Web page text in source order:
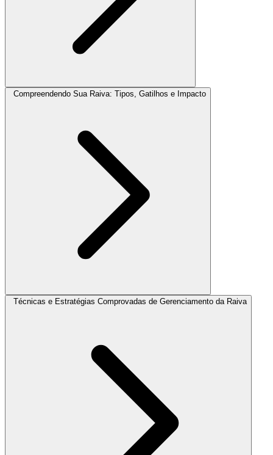
Compreendendo Sua Raiva: Tipos, Gatilhos e Impacto
Técnicas e Estratégias Comprovadas de Gerenciamento da Raiva